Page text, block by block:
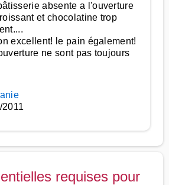
absente a l'ouverture
et chocolatine trop
excellent! le pain également!
ne sont pas toujours
2011
requises pour